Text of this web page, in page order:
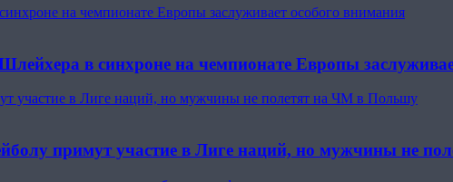
на чемпионате Европы заслуживает особого внимания
в синхроне на чемпионате Европы
участие в Лиге наций, но мужчины не полетят на ЧМ в Польшу
примут участие в Лиге наций, но мужчины не